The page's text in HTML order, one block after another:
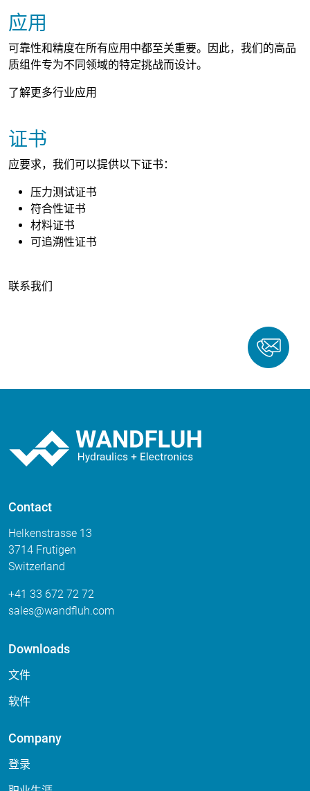
应用
可靠性和精度在所有应用中都至关重要。因此，我们的高品
质组件专为不同领域的特定挑战而设计。
了解更多行业应用
证书
应要求，我们可以提供以下证书：
压力测试证书
符合性证书
材料证书
可追溯性证书
联系我们
Contact
Helkenstrasse 13
3714 Frutigen
Switzerland
+41 33 672 72 72
sales
wandfluh com
Downloads
文件
软件
Company
登录